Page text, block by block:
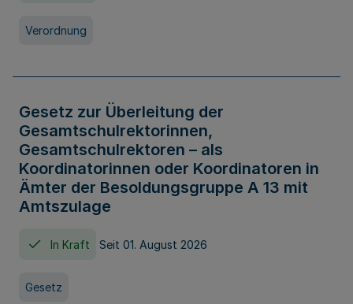
Verordnung
Gesetz zur Überleitung der
Gesamtschulrektorinnen,
Gesamtschulrektoren – als
Koordinatorinnen oder Koordinatoren in
Ämter der Besoldungsgruppe A 13 mit
Amtszulage
In Kraft Seit 01. August 2026
Gesetz